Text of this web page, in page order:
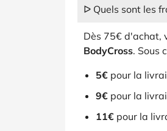
ᐅ Quels sont les
Dès 75€ d'achat,
BodyCross. Sous
5€ pour la
9€ pour la
11€ pour la